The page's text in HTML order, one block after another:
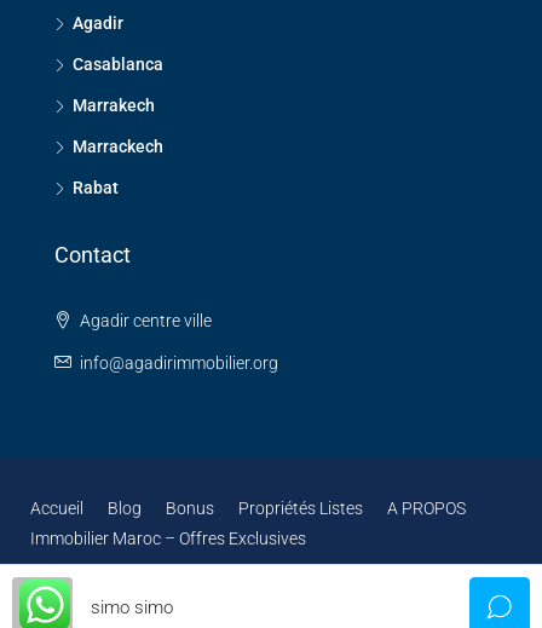
Agadir
Casablanca
Marrakech
Marrackech
Rabat
Contact
Agadir centre ville
info@agadirimmobilier.org
Accueil Blog Bonus Propriétés Listes
A PROPOS
Immobilier Maroc – Offres Exclusives
simo simo